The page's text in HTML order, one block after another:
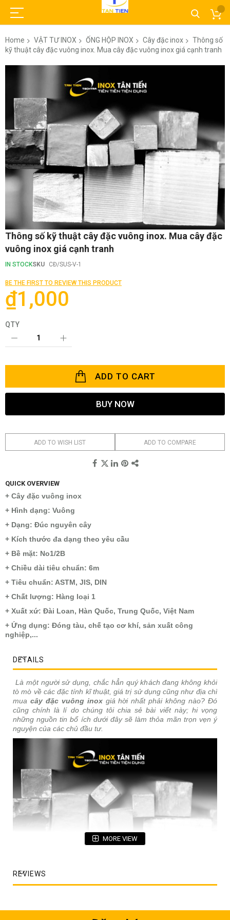
Home VẬT TƯ INOX ỐNG HỘP INOX Cây đặc inox
Thông số
kỹ thuật cây đặc vuông inox. Mua cây đặc vuông inox giá cạnh tranh
images
gallery
Skip
the
of
images
gallery
Thông số kỹ thuật cây đặc vuông inox. Mua cây đặc
vuông inox giá cạnh tranh
IN STOCKSKU CĐ/SUS-V-1
BE THE FIRST TO REVIEW THIS PRODUCT
₫1,000
QTY
ADD TO CART
BUY NOW
ADD TO WISH LIST ADD TO COMPARE
QUICK OVERVIEW
+ Cây đặc vuông inox
+ Hình dạng: Vuông
+ Dạng: Đúc nguyên cây
+ Kích thước đa dạng theo yêu cầu
+ Bề mặt: No1/2B
+ Chiều dài tiêu chuẩn: 6m
+ Tiêu chuẩn: ASTM, JIS, DIN
+ Chất lượng: Hàng loại 1
+ Xuất xứ: Đài Loan, Hàn Quốc, Trung Quốc, Việt Nam
+ Ứng dụng: Đóng tàu, chế tạo cơ khí, sản xuất công
nghiệp,...
DETAILS
Là một người sử dụng, chắc hẳn quý khách đang không khỏi
tò mò về các đặc tính kĩ thuật, giá trị sử dụng cũng như địa chỉ
mua cây đặc vuông inoxgiá hời nhất phải không nào? Đó
cũng chính là lí do chúng tôi chia sẻ bài viết này; hi vọng
những nguồn tin bổ ích dưới đây sẽ làm thỏa mãn trọn vẹn ý
nguyện của các chủ đầu tư.
MORE VIEW
REVIEWS